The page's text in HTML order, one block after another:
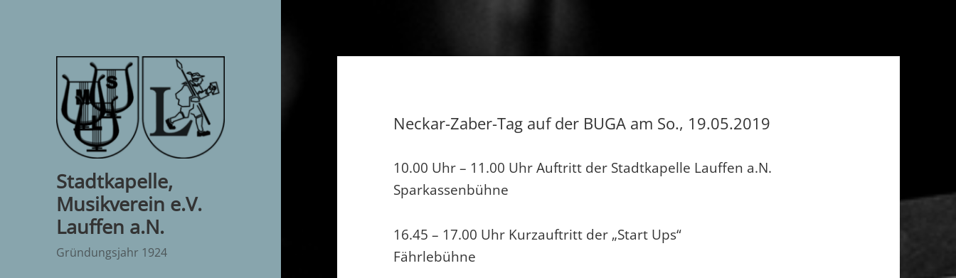
Stadtkapelle,
Musikverein e.V.
Lauffen a.N.
Gründungsjahr 1924
Neckar-Zaber-Tag auf der BUGA am So., 19.05.2019
10.00 Uhr – 11.00 Uhr Auftritt der Stadtkapelle Lauffen a.N.
Sparkassenbühne
16.45 – 17.00 Uhr Kurzauftritt der „Start Ups“
Fährlebühne